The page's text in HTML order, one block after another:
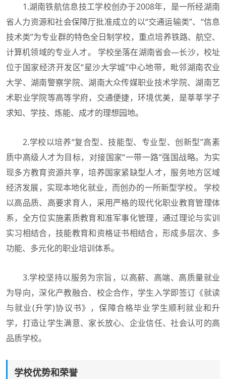
1.湖南铁航信息技工学校创办于2008年，是一所经湖南
省人力资源和社会保障厅批准成立的以“交通运输类”、“信息
技术类”为专业群的特色全日制学校，重点培养铁路、航空、
计算机领域的专业人才。 学校坐落在湖南省会—长沙，校址
位于国家经济开发区“星沙大学城”中心地带，毗邻湖南农业
大学、湖南警察学院、湖南大众传媒职业技术学院、湖南艺
术职业学院等高等学府，交通便捷，环境优美，是莘莘学子
求知、学技、炼能、成才的理想园地。
2.学校以培养“复合型、技能型、专业型、创新型”高素
质中高级人才为目标，对接国家“一带一路”强国战略。为实
现多方教育资源共享，培养国家紧缺型人才，服务地方区域
经济发展，实现本地化就业，而创办的一所新型学校。 学校
以高品质、高要求育人，采用严格的现代化职业教育管理体
系，全方位实施素质教育和准军事化管理，通过理论与实训
实习相结合，技能教育和资格证书相结合，形成多层次、多
功能、多元化的职业培训体系。
3.学校坚持以服务为宗旨，以高薪、高端、高质量就业
为导向，深化产教融合、校企合作，学生入学即签订《就读
与就业(升学)协议书》，保障合格毕业学生顺利就业和升
学，打造让学生满意、家长放心、企业信任、社会认可的高
品质学校。
学校优势和荣誉